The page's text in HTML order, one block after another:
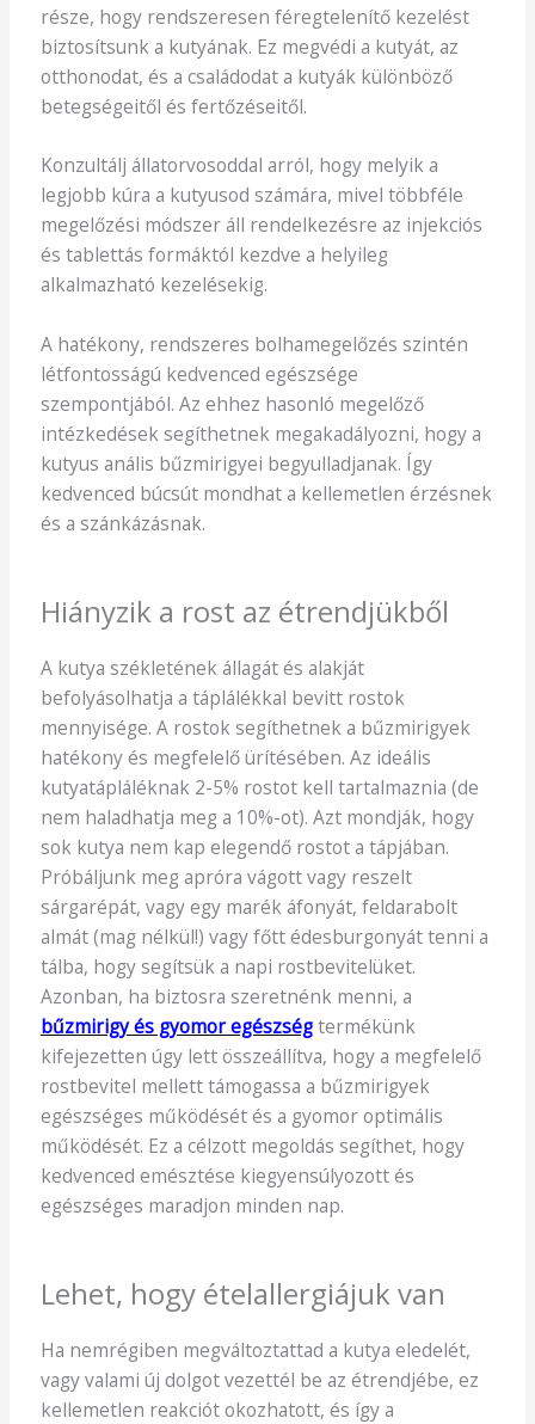
része, hogy rendszeresen féregtelenítő kezelést
biztosítsunk a kutyának. Ez megvédi a kutyát, az
otthonodat, és a családodat a kutyák különböző
betegségeitől és fertőzéseitől.
Konzultálj állatorvosoddal arról, hogy melyik a
legjobb kúra a kutyusod számára, mivel többféle
megelőzési módszer áll rendelkezésre az injekciós
és tablettás formáktól kezdve a helyileg
alkalmazható kezelésekig.
A hatékony, rendszeres bolhamegelőzés szintén
létfontosságú kedvenced egészsége
szempontjából. Az ehhez hasonló megelőző
intézkedések segíthetnek megakadályozni, hogy a
kutyus anális bűzmirigyei begyulladjanak. Így
kedvenced búcsút mondhat a kellemetlen érzésnek
és a szánkázásnak.
Hiányzik a rost az étrendjükből
A kutya székletének állagát és alakját
befolyásolhatja a táplálékkal bevitt rostok
mennyisége. A rostok segíthetnek a bűzmirigyek
hatékony és megfelelő ürítésében. Az ideális
kutyatápláléknak 2-5% rostot kell tartalmaznia (de
nem haladhatja meg a 10%-ot). Azt mondják, hogy
sok kutya nem kap elegendő rostot a tápjában.
Próbáljunk meg apróra vágott vagy reszelt
sárgarépát, vagy egy marék áfonyát, feldarabolt
almát (mag nélkül!) vagy főtt édesburgonyát tenni a
tálba, hogy segítsük a napi rostbevitelüket.
Azonban, ha biztosra szeretnénk menni, a
bűzmirigy és gyomor egészségtermékünk
kifejezetten úgy lett összeállítva, hogy a megfelelő
rostbevitel mellett támogassa a bűzmirigyek
egészséges működését és a gyomor optimális
működését. Ez a célzott megoldás segíthet, hogy
kedvenced emésztése kiegyensúlyozott és
egészséges maradjon minden nap.
Lehet, hogy ételallergiájuk van
Ha nemrégiben megváltoztattad a kutya eledelét,
vagy valami új dolgot vezettél be az étrendjébe, ez
kellemetlen reakciót okozhatott, és így a